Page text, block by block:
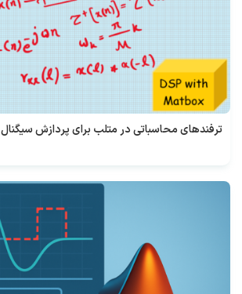
ترفندهای محاسباتی در متلب برای پردازش سیگنال